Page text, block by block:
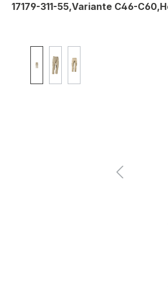
17179-311-55,Variante C46-